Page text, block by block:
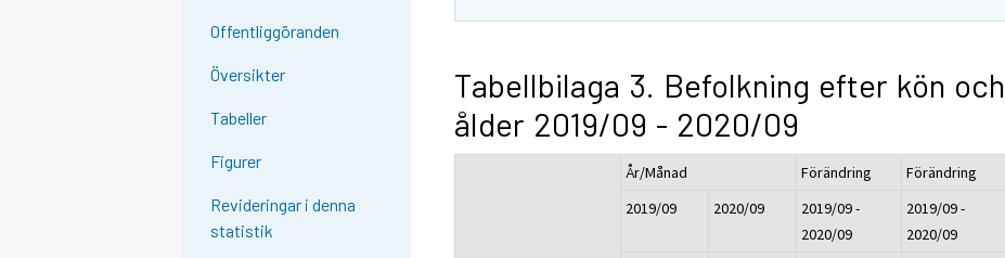
Offentliggöranden
Översikter
Tabeller
Figurer
Revideringar i denna
statistik
Tabellbilaga 3. Befolkning efter kön och
ålder 2019/09 - 2020/09
År/Månad Förändring
Förändring
2019/09
2020/09
2019/09 -
2020/09
2019/09 -
2020/09